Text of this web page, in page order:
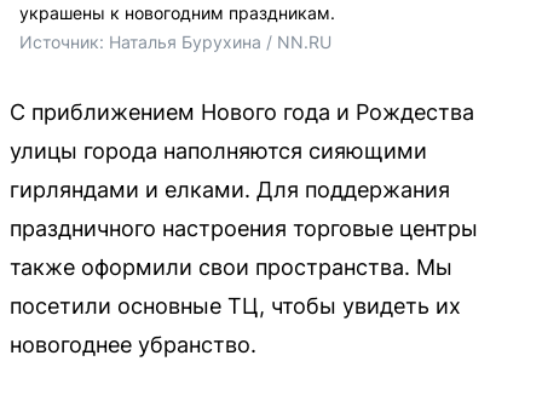
украшены к новогодним праздникам.
Источник: Наталья Бурухина / NN.RU
С приближением Нового года и Рождества
улицы города наполняются сияющими
гирляндами и елками. Для поддержания
праздничного настроения торговые центры
также оформили свои пространства. Мы
посетили основные ТЦ, чтобы увидеть их
новогоднее убранство.